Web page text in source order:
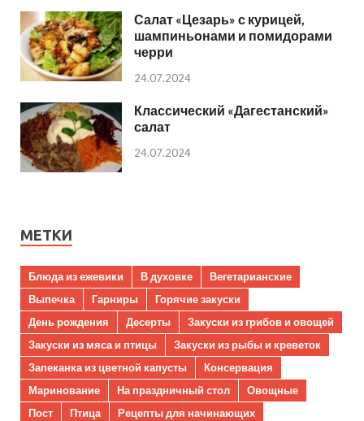
Салат «Цезарь» с курицей,
шампиньонами и помидорами
черри
24.07.2024
Классический «Дагестанский»
салат
24.07.2024
МЕТКИ
Блюда из ежевики В духовке
Вегетарианские
Выпечка
Гарниры
Горячие закуски
День рождения
Десерты
Закуски из грибов и овощей
Закуски из мяса и птицы
Закуски из рыбы и креветок
Запеканка из цветной капусты
Консервация
Маринование
На праздничный стол
Овощные
Пост
Птица
Рецепты для начинающих